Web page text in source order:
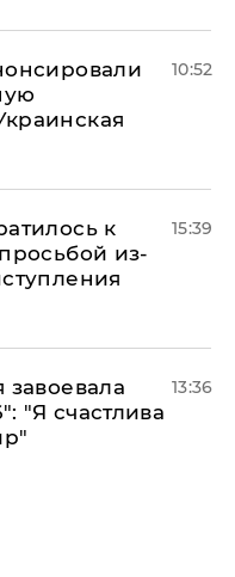
10:52
к
из-
15:39
"Я счастлива
13:36